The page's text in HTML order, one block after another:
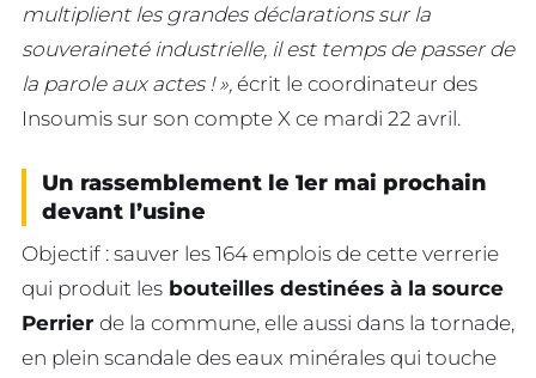
multiplient les grandes déclarations sur la
souveraineté industrielle, il est temps de passer de
la parole aux actes ! », écrit le coordinateur des
Insoumis sur son compte X ce mardi 22 avril.
Un rassemblement le 1er mai prochain
devant l’usine
Objectif : sauver les 164 emplois de cette verrerie
qui produit les bouteilles destinées à la source
Perrier de la commune, elle aussi dans la tornade,
en plein scandale des eaux minérales qui touche